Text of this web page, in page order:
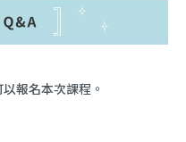
報名本次課程。